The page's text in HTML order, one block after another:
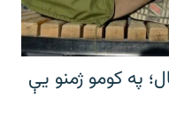
په کومو ژمنو یې